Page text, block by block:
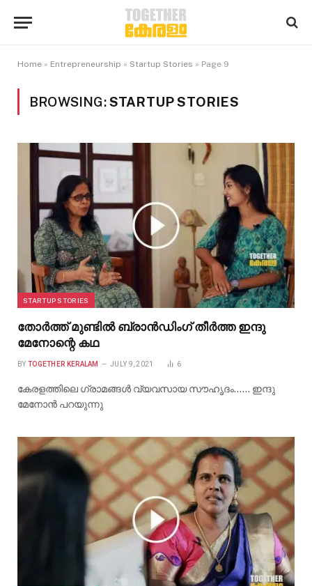
Home » Entrepreneurship » Startup Stories » Page 9
BROWSING:STARTUP STORIES
STARTUP STORIES
തോർത്ത് മുണ്ടിൽ ബ്രാൻഡിംഗ് തീർത്ത ഇന്ദു
മേനോന്റെ കഥ
BY TOGETHER KERALAM JULY 9, 2021 6
കേരളത്തിലെ ഗ്രാമങ്ങൾ വ്യവസായ സൗഹൃദം…… ഇന്ദു
മേനോൻ പറയുന്നു